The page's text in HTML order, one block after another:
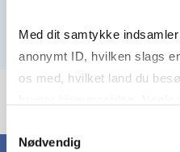
Med dit samtykke
anonymt ID, hvilken slags
os med, hvilket land du
markedsføring. Du
Nødvendig